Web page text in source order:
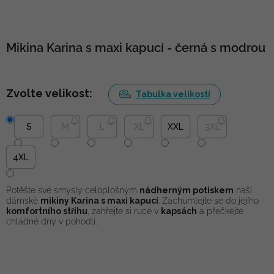
Mikina Karina s maxi kapucí - černá s modrou
Zvolte velikost: Tabulka velikostí
S M XL XXL 3XL
4XL
Potěšte své smysly celoplošným nádherným potiskem naší
dámské mikiny Karina s maxi kapucí . Zachumlejte se do jejího
komfortního střihu , zahřejte si ruce v kapsách a přečkejte
chladné dny v pohodlí.